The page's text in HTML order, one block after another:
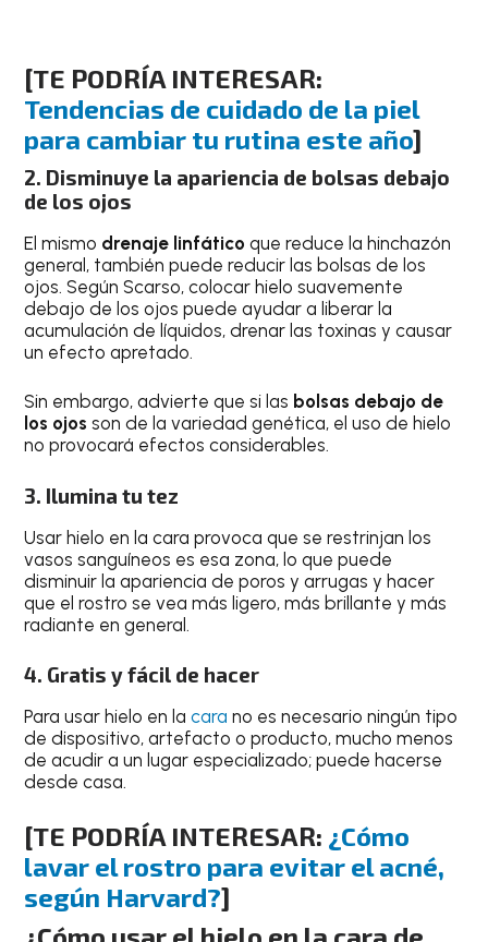
[TE PODRÍA INTERESAR:
Tendencias de cuidado de la piel
para cambiar tu rutina este año]
2. Disminuye la apariencia de bolsas debajo
de los ojos
El mismo drenaje linfático que reduce la hinchazón
general, también puede reducir las bolsas de los
ojos. Según Scarso, colocar hielo suavemente
debajo de los ojos puede ayudar a liberar la
acumulación de líquidos, drenar las toxinas y causar
un efecto apretado.
Sin embargo, advierte que si las bolsas debajo de
los ojos son de la variedad genética, el uso de hielo
no provocará efectos considerables.
3. Ilumina tu tez
Usar hielo en la cara provoca que se restrinjan los
vasos sanguíneos es esa zona, lo que puede
disminuir la apariencia de poros y arrugas y hacer
que el rostro se vea más ligero, más brillante y más
radiante en general.
4. Gratis y fácil de hacer
Para usar hielo en lacara no es necesario ningún tipo
de dispositivo, artefacto o producto, mucho menos
de acudir a un lugar especializado; puede hacerse
desde casa.
[TE PODRÍA INTERESAR: ¿Cómo
lavar el rostro para evitar el acné,
según Harvard?]